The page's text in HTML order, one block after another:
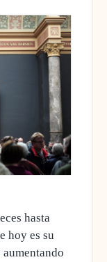
hasta
hoy es su